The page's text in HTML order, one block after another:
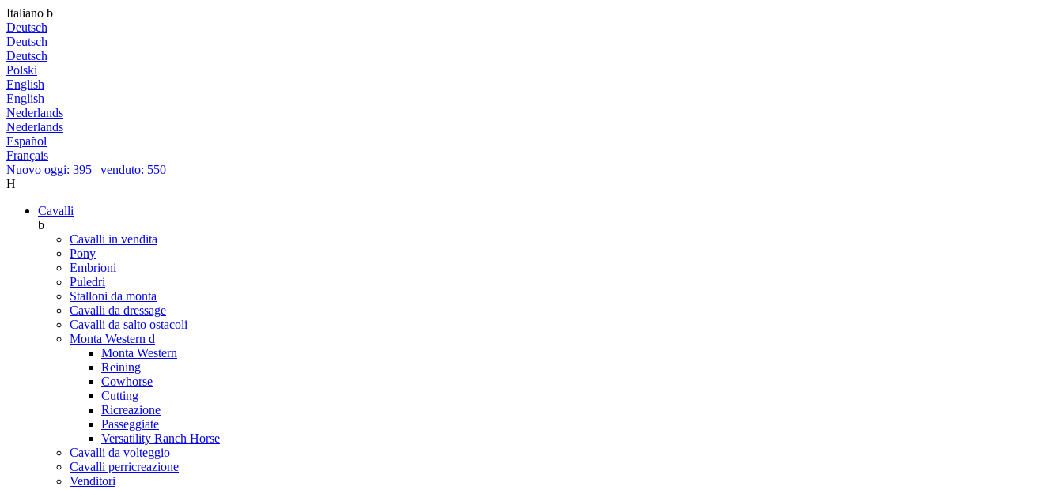
Italiano b
Deutsch
Deutsch
Deutsch
Polski
English
English
Nederlands
Nederlands
Español
Français
Nuovo oggi: 395 | venduto: 550
H
Cavalli
b
Cavalli in vendita
Pony
Embrioni
Puledri
Stalloni da monta
Cavalli da dressage
Cavalli da salto ostacoli
Monta Western d
Monta Western
Reining
Cowhorse
Cutting
Ricreazione
Passeggiate
Versatility Ranch Horse
Cavalli da volteggio
Cavalli perricreazione
Venditori